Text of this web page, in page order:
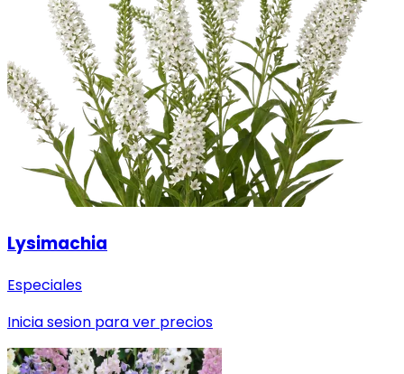
Lysimachia
Especiales
Inicia sesion para ver precios